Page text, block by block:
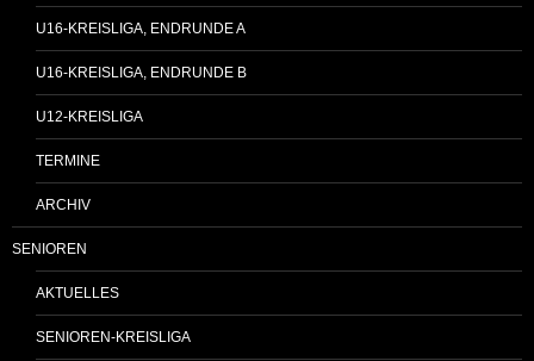
U16-KREISLIGA, ENDRUNDE A
U16-KREISLIGA, ENDRUNDE B
U12-KREISLIGA
TERMINE
ARCHIV
SENIOREN
AKTUELLES
SENIOREN-KREISLIGA